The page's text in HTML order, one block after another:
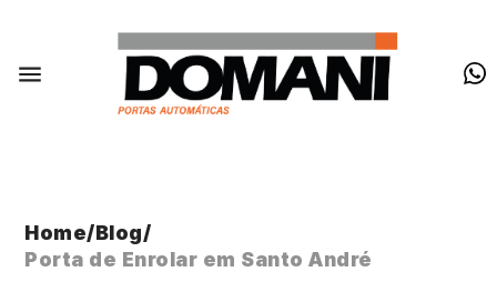
Home/Blog/
Porta de Enrolar em Santo André